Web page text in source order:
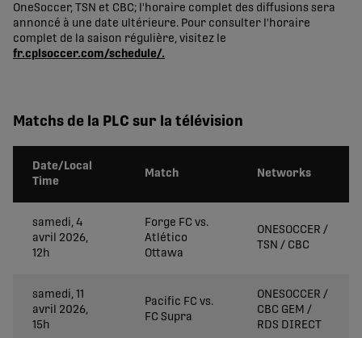
OneSoccer, TSN et CBC; l'horaire complet des diffusions sera
annoncé à une date ultérieure. Pour consulter l'horaire
complet de la saison régulière, visitez le
fr.cplsoccer.com/schedule/.
Matchs de la PLC sur la télévision
Date/Local
Time
Match Networks
samedi, 4
avril 2026,
12h
Forge FC vs.
Atlético
Ottawa
ONESOCCER /
TSN / CBC
samedi, 11
avril 2026,
15h
Pacific FC vs.
FC Supra
ONESOCCER /
CBC GEM /
RDS DIRECT